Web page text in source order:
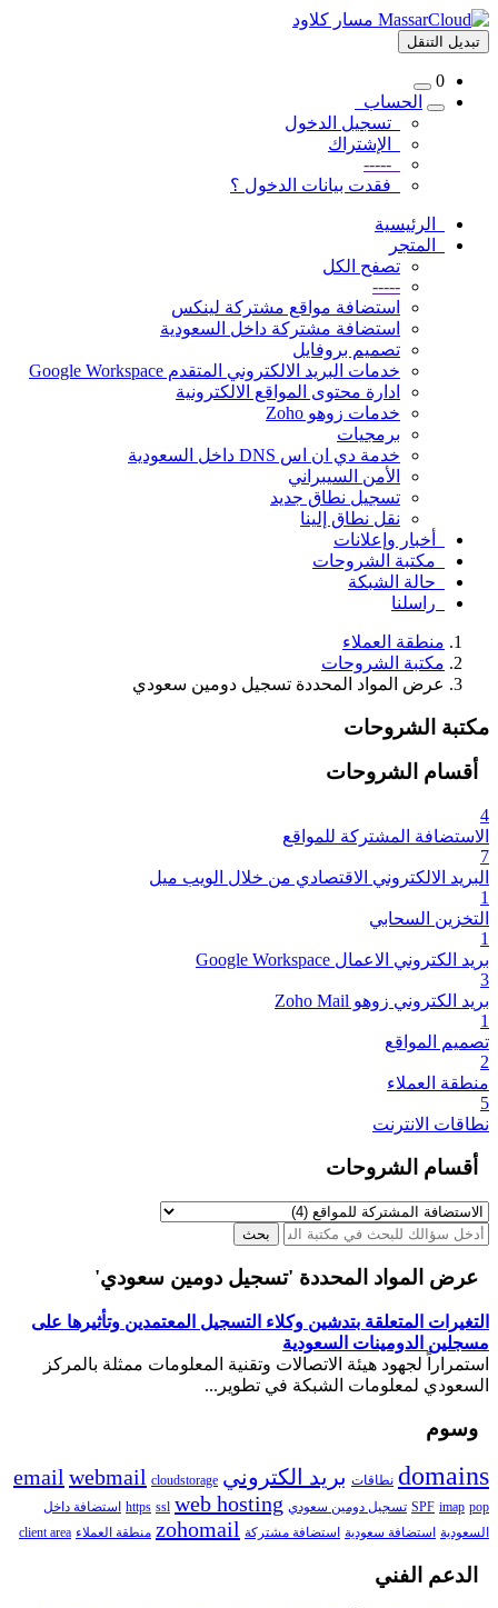
تبديل التنقل
0
الحساب
تسجيل الدخول
الإشتراك
-----
فقدت بيانات الدخول ؟
الرئيسية
المتجر
تصفح الكل
-----
استضافة مواقع مشتركة لينكس
استضافة مشتركة داخل السعودية
تصميم بروفايل
خدمات البريد الالكتروني المتقدم Google Workspace
ادارة محتوى المواقع الالكترونية
خدمات زوهو Zoho
برمجيات
خدمة دي ان اس DNS داخل السعودية
الأمن السيبراني
تسجيل نطاق جديد
نقل نطاق إلينا
أخبار وإعلانات
مكتبة الشروحات
حالة الشبكة
راسلنا
منطقة العملاء
مكتبة الشروحات
عرض المواد المحددة تسجيل دومين سعودي
مكتبة الشروحات
أقسام الشروحات
4
الاستضافة المشتركة للمواقع
7
البريد الالكتروني الاقتصادي من خلال الويب ميل
1
التخزين السحابي
1
بريد الكتروني الاعمال Google Workspace
3
بريد الكتروني زوهو Zoho Mail
1
تصميم المواقع
2
منطقة العملاء
5
نطاقات الانترنت
أقسام الشروحات
عرض المواد المحددة 'تسجيل دومين سعودي'
التغيرات المتعلقة بتدشين وكلاء التسجيل المعتمدين وتأثيرها على
مسجلين الدومينات السعودية
استمراراً لجهود هيئة الاتصالات وتقنية المعلومات ممثلة بالمركز
السعودي لمعلومات الشبكة في تطوير...
وسوم
domains نطاقات بريد الكتروني email webmail cloudstorage
SPF imap pop تسجيل دومين سعودي https ssl web hosting
استضافة داخل
السعودية استضافة سعودية استضافة مشتركة zohomail منطقة العملاء client area
الدعم الفني